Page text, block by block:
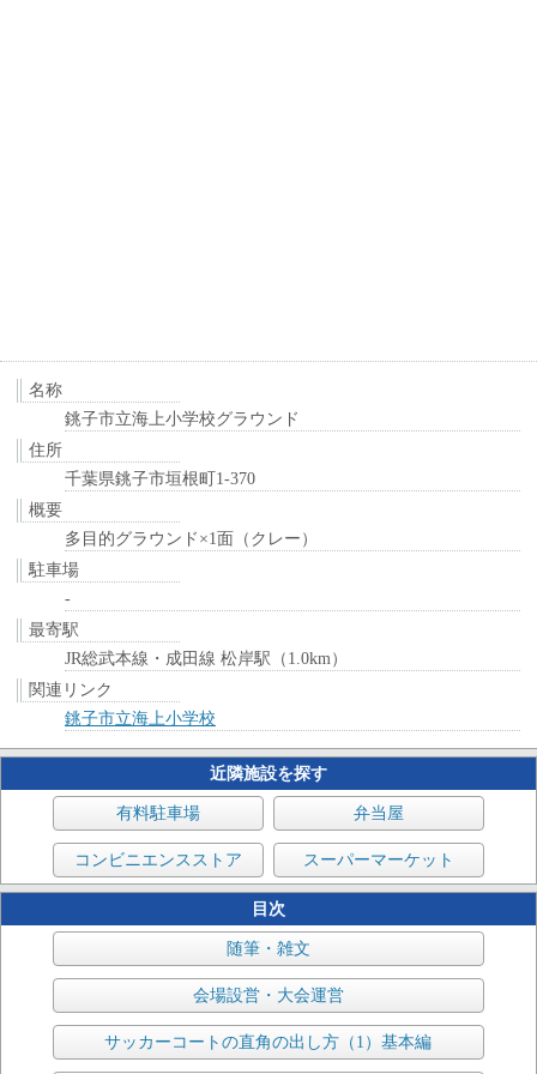
名称
銚子市立海上小学校グラウンド
住所
千葉県銚子市垣根町1-370
概要
多目的グラウンド×1面（クレー）
駐車場
-
最寄駅
JR総武本線・成田線 松岸駅（1.0km）
関連リンク
銚子市立海上小学校
近隣施設を探す
有料駐車場 弁当屋
コンビニエンスストア スーパーマーケット
目次
随筆・雑文
会場設営・大会運営
サッカーコートの直角の出し方（1）基本編